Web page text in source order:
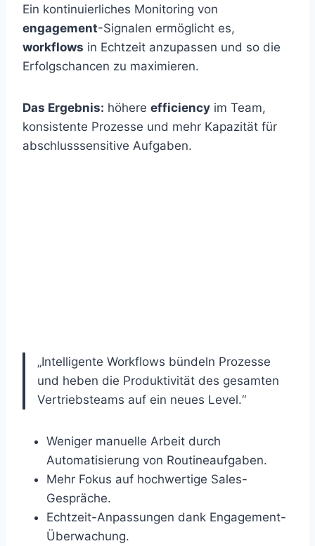
Ein kontinuierliches Monitoring von
engagement-Signalen ermöglicht es,
workflows in Echtzeit anzupassen und so die
Erfolgschancen zu maximieren.
Das Ergebnis: höhere efficiency im Team,
konsistente Prozesse und mehr Kapazität für
abschlusssensitive Aufgaben.
„Intelligente Workflows bündeln Prozesse
und heben die Produktivität des gesamten
Vertriebsteams auf ein neues Level.“
Weniger manuelle Arbeit durch
Automatisierung von Routineaufgaben.
Mehr Fokus auf hochwertige Sales-
Gespräche.
Echtzeit-Anpassungen dank Engagement-
Überwachung.